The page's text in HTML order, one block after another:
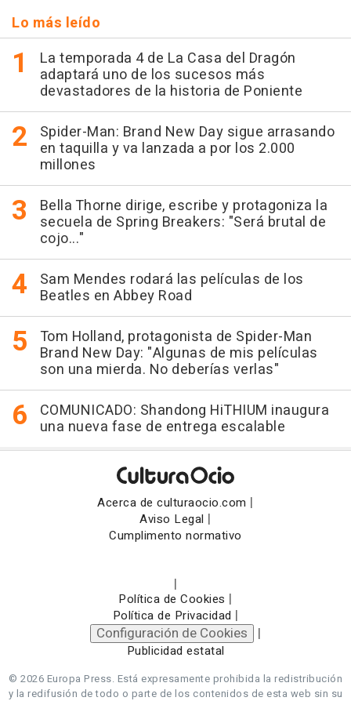
Lo más leído
La temporada 4 de La Casa del Dragón
adaptará uno de los sucesos más
devastadores de la historia de Poniente
Spider-Man: Brand New Day sigue arrasando
en taquilla y va lanzada a por los 2.000
millones
Bella Thorne dirige, escribe y protagoniza la
secuela de Spring Breakers: "Será brutal de
cojo..."
Sam Mendes rodará las películas de los
Beatles en Abbey Road
Tom Holland, protagonista de Spider-Man
Brand New Day: "Algunas de mis películas
son una mierda. No deberías verlas"
COMUNICADO: Shandong HiTHIUM inaugura
una nueva fase de entrega escalable
Acerca de culturaocio.com |
Aviso Legal |
Cumplimento normativo
|
Política de Cookies |
Política de Privacidad |
Configuración de Cookies |
Publicidad estatal
© 2026 Europa Press. Está expresamente prohibida la redistribución
y la redifusión de todo o parte de los contenidos de esta web sin su